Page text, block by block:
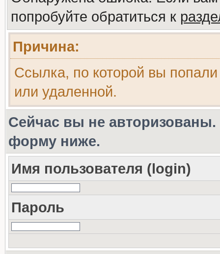
попробуйте обратиться к
Причина:
Ссылка, по которой вы
или удаленной.
Сейчас вы не авторизованы.
форму ниже.
Имя пользователя (login)
Пароль